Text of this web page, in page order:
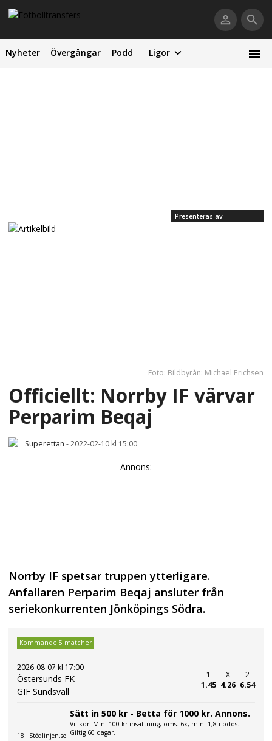
Nyheter Övergångar Podd Ligor
Presenteras av
Foto: Bildbyrån: Michael Erichsen
Officiellt: Norrby IF värvar
Perparim Beqaj
Superettan -2022-02-10 kl 15:00
Annons:
Norrby IF spetsar truppen ytterligare.
Anfallaren Perparim Beqaj ansluter från
seriekonkurrenten Jönköpings Södra.
Kommande 5 matcher
2026-08-07 kl 17:00
Östersunds FK
GIF Sundsvall
1
1.45
X
4.26
2
6.54
18+ Stödlinjen.se
Sätt in 500 kr - Betta för 1000 kr. Annons.
Villkor: Min. 100 kr insättning, oms. 6x, min. 1,8 i odds.
Giltig 60 dagar.